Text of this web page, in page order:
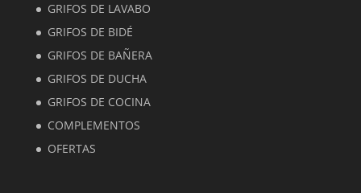
GRIFOS DE LAVABO
GRIFOS DE BIDÉ
GRIFOS DE BAÑERA
GRIFOS DE DUCHA
GRIFOS DE COCINA
COMPLEMENTOS
OFERTAS